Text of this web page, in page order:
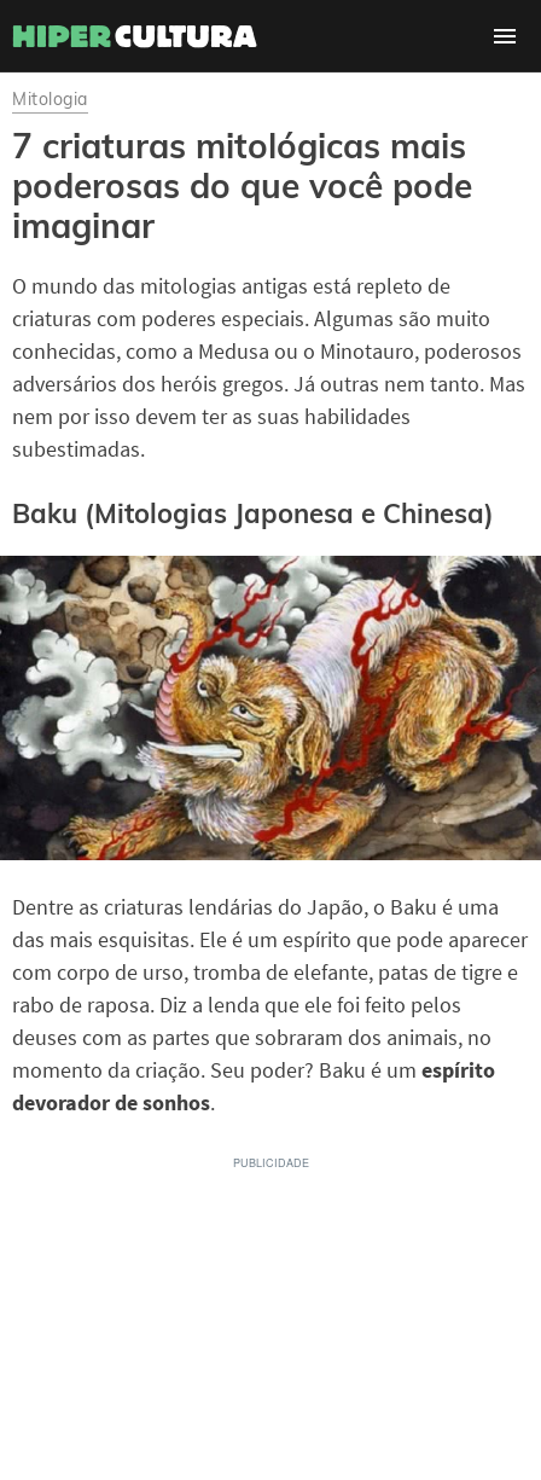
Mitologia
7 criaturas mitológicas mais
poderosas do que você pode
imaginar
O mundo das mitologias antigas está repleto de
criaturas com poderes especiais. Algumas são muito
conhecidas, como a Medusa ou o Minotauro, poderosos
adversários dos heróis gregos. Já outras nem tanto. Mas
nem por isso devem ter as suas habilidades
subestimadas.
Baku (Mitologias Japonesa e Chinesa)
Dentre as criaturas lendárias do Japão, o Baku é uma
das mais esquisitas. Ele é um espírito que pode aparecer
com corpo de urso, tromba de elefante, patas de tigre e
rabo de raposa. Diz a lenda que ele foi feito pelos
deuses com as partes que sobraram dos animais, no
momento da criação. Seu poder? Baku é um espírito
devorador de sonhos.